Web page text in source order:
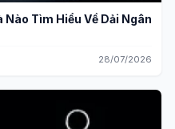
Tìm Hiểu Về Dải Ngân
28/07/2026